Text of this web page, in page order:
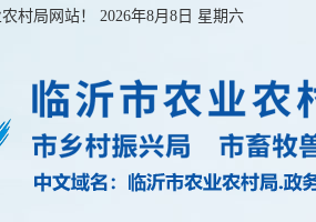
村局网站！ 2026年8月8日 星期六